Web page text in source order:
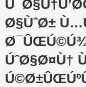
Ø§ÙˆØ±
ÚˆØ§Ø¤Ù†